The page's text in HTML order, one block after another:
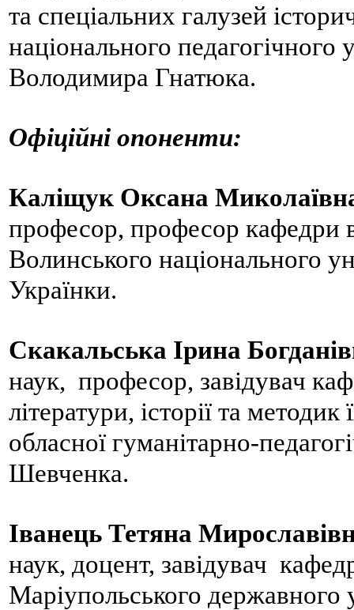
та спеціальних галузей
національного педагогічного
Володимира Гнатюка.
Офіційні опоненти:
Каліщук Оксана
професор, професор кафедри
Волинського національного
Українки.
Скакальська Ірина
наук, професор, завідувач
літератури, історії та
обласної гуманітарно-
Шевченка.
Іванець Тетяна
наук, доцент, завідувач
Маріупольського державного